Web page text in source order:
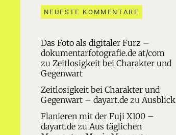
NEUESTE KOMMENTARE
Das Foto als digitaler Furz –
dokumentarfotografie.de at/com
zu Zeitlosigkeit bei Charakter und
Gegenwart
Zeitlosigkeit bei Charakter und
Gegenwart – dayart.dezu Ausblick
Flanieren mit der Fuji X100 –
dayart.dezu Aus täglichen